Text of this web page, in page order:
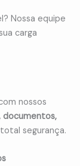
Nossa equipe
carga
nossos
documentos,
segurança.